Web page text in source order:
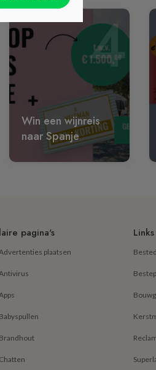
4
Win een wijnreis
naar Spanje
pagina's
plaatsen
Links